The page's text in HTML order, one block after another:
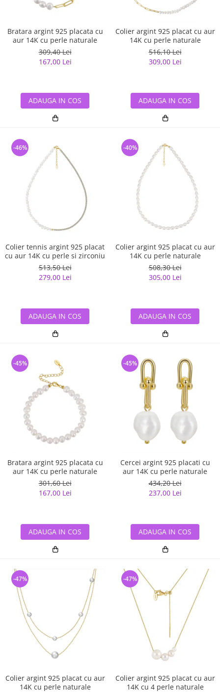
Bratara argint 925 placata cu
aur 14K cu perle naturale
309,40 Lei
167,00 Lei
ADAUGA IN COS
Colier argint 925 placat cu aur
14K cu perle naturale
516,10 Lei
309,00 Lei
ADAUGA IN COS
Colier tennis argint 925 placat
cu aur 14K cu perle si zirconiu
513,50 Lei
279,00 Lei
-46%
ADAUGA IN COS
Colier argint 925 placat cu aur
14K cu perle naturale
508,30 Lei
305,00 Lei
-40%
ADAUGA IN COS
Bratara argint 925 placata cu
aur 14K cu perle naturale
301,60 Lei
167,00 Lei
-45%
ADAUGA IN COS
Cercei argint 925 placati cu
aur 14K cu perle naturale
434,20 Lei
237,00 Lei
-45%
ADAUGA IN COS
Colier argint 925 placat cu aur
14K cu perle naturale
-47%
Colier argint 925 placat cu aur
14K cu 4 perle naturale
-47%